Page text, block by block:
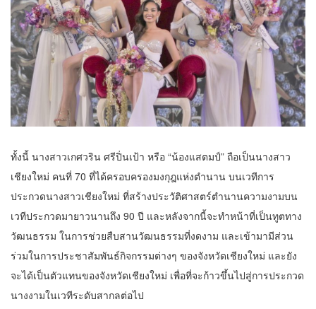
ทั้งนี้ นางสาวเกศวริน ศรีปิ่นเป้า หรือ “น้องแสตมป์” ถือเป็นนางสาว
เชียงใหม่ คนที่ 70 ที่ได้ครอบครองมงกุฎแห่งตำนาน บนเวทีการ
ประกวดนางสาวเชียงใหม่ ที่สร้างประวัติศาสตร์ตำนานความงามบน
เวทีประกวดมายาวนานถึง 90 ปี และหลังจากนี้จะทำหน้าที่เป็นทูตทาง
วัฒนธรรม ในการช่วยสืบสานวัฒนธรรมที่งดงาม และเข้ามามีส่วน
ร่วมในการประชาสัมพันธ์กิจกรรมต่างๆ ของจังหวัดเชียงใหม่ และยัง
จะได้เป็นตัวแทนของจังหวัดเชียงใหม่ เพื่อที่จะก้าวขึ้นไปสู่การประกวด
นางงามในเวทีระดับสากลต่อไป